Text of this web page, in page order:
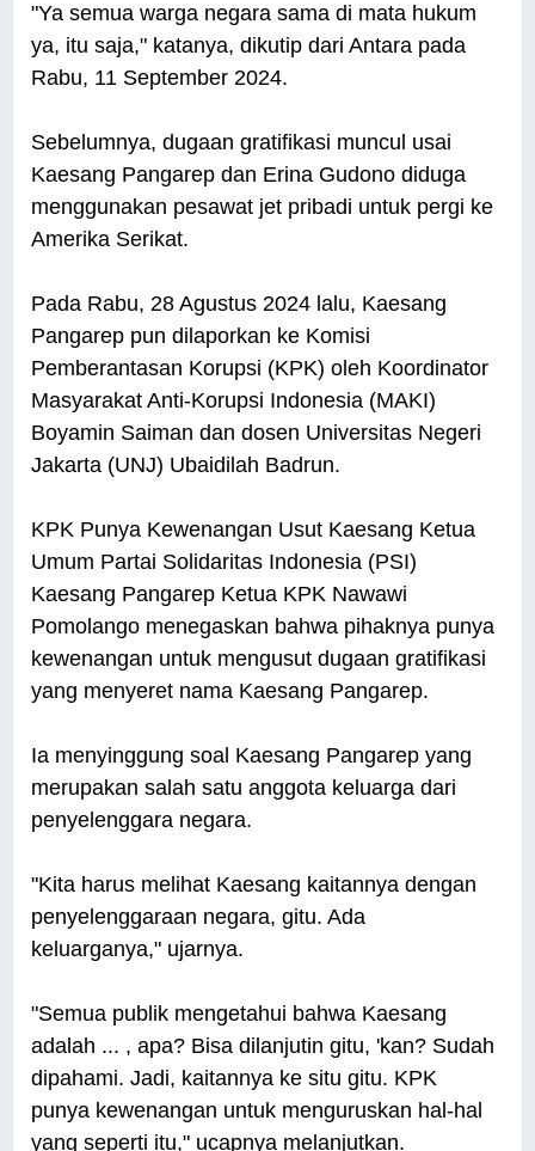
"Ya semua warga negara sama di mata hukum
ya, itu saja," katanya, dikutip dari Antara pada
Rabu, 11 September 2024.
Sebelumnya, dugaan gratifikasi muncul usai
Kaesang Pangarep dan Erina Gudono diduga
menggunakan pesawat jet pribadi untuk pergi ke
Amerika Serikat.
Pada Rabu, 28 Agustus 2024 lalu, Kaesang
Pangarep pun dilaporkan ke Komisi
Pemberantasan Korupsi (KPK) oleh Koordinator
Masyarakat Anti-Korupsi Indonesia (MAKI)
Boyamin Saiman dan dosen Universitas Negeri
Jakarta (UNJ) Ubaidilah Badrun.
KPK Punya Kewenangan Usut Kaesang Ketua
Umum Partai Solidaritas Indonesia (PSI)
Kaesang Pangarep Ketua KPK Nawawi
Pomolango menegaskan bahwa pihaknya punya
kewenangan untuk mengusut dugaan gratifikasi
yang menyeret nama Kaesang Pangarep.
Ia menyinggung soal Kaesang Pangarep yang
merupakan salah satu anggota keluarga dari
penyelenggara negara.
"Kita harus melihat Kaesang kaitannya dengan
penyelenggaraan negara, gitu. Ada
keluarganya," ujarnya.
"Semua publik mengetahui bahwa Kaesang
adalah ... , apa? Bisa dilanjutin gitu, 'kan? Sudah
dipahami. Jadi, kaitannya ke situ gitu. KPK
punya kewenangan untuk menguruskan hal-hal
yang seperti itu," ucapnya melanjutkan.